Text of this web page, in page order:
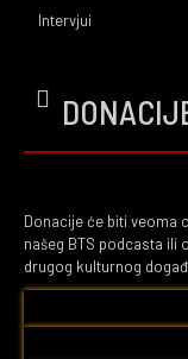
Intervjui
Donacije će biti veoma
našeg BTS podcasta ili
drugog kulturnog